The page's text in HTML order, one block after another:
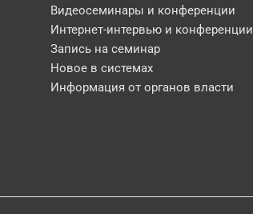
Видеосеминары и конференции
Интернет-интервью и конференции
Запись на семинар
Новое в системах
Информация от органов власти